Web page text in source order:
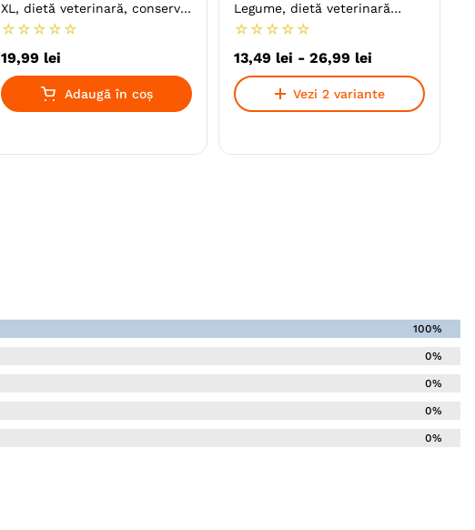
XL, dietă veterinară, conservă
hrană umedă câini, sistem
☆ ☆ ☆ ☆ ☆
19,99 lei
Adaugă în coș
Legume, dietă veterinară
câini, conservă hrană umedă,
☆ ☆ ☆ ☆ ☆
13,49 lei - 26,99 lei
Vezi 2 variante
100%
0%
0%
0%
0%